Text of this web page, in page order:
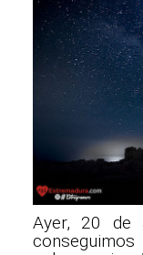
Ayer, 20 de